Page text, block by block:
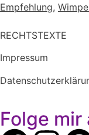
Empfehlung,
RECHTSTEXTE
Impressum
Folge mir